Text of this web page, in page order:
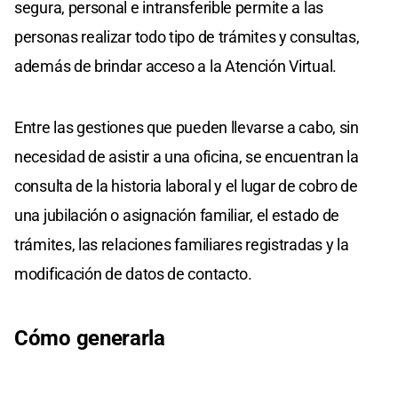
segura, personal e intransferible permite a las
personas realizar todo tipo de trámites y consultas,
además de brindar acceso a la Atención Virtual.
Entre las gestiones que pueden llevarse a cabo, sin
necesidad de asistir a una oficina, se encuentran la
consulta de la historia laboral y el lugar de cobro de
una jubilación o asignación familiar, el estado de
trámites, las relaciones familiares registradas y la
modificación de datos de contacto.
Cómo generarla